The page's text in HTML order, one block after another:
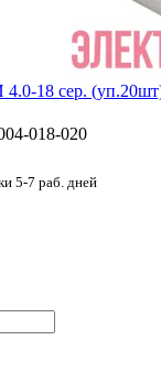
18 сер.
018-020
5-7 раб. дней